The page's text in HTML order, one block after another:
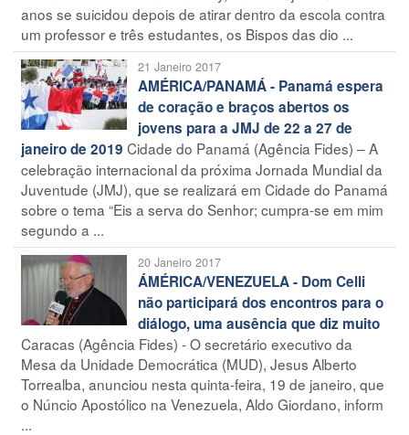
anos se suicidou depois de atirar dentro da escola contra
um professor e três estudantes, os Bispos das dio ...
21 Janeiro 2017
AMÉRICA/PANAMÁ - Panamá espera
de coração e braços abertos os
jovens para a JMJ de 22 a 27 de
janeiro de 2019 Cidade do Panamá (Agência Fides) – A
celebração internacional da próxima Jornada Mundial da
Juventude (JMJ), que se realizará em Cidade do Panamá
sobre o tema “Eis a serva do Senhor; cumpra-se em mim
segundo a ...
20 Janeiro 2017
ÁMÉRICA/VENEZUELA - Dom Celli
não participará dos encontros para o
diálogo, uma ausência que diz muito
Caracas (Agência Fides) - O secretário executivo da
Mesa da Unidade Democrática (MUD), Jesus Alberto
Torrealba, anunciou nesta quinta-feira, 19 de janeiro, que
o Núncio Apostólico na Venezuela, Aldo Giordano, inform
...